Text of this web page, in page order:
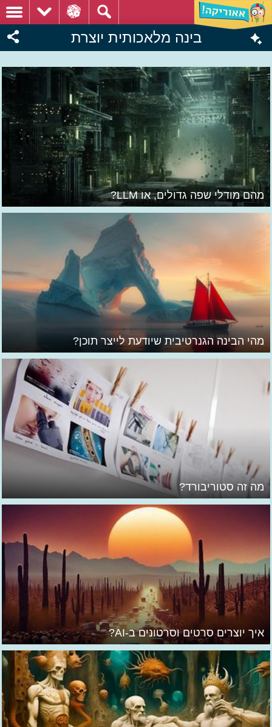
בינה מלאכותית יוצרת
מהם מודלי שפה גדולים, או LLM?
מהי הבינה הגנרטיבית שיודעת לייצר תוכן?
מה זה סטוריבורד?
איך יוצרים סרטים וסרטונים ב-AI?